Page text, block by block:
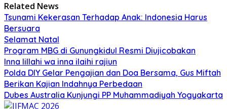
Related News
Tsunami Kekerasan Terhadap Anak: Indonesia Harus
Bersuara
Selamat Natal
Program MBG di Gunungkidul Resmi Diujicobakan
Inna lillahi wa inna ilaihi rajiun
Polda DIY Gelar Pengajian dan Doa Bersama, Gus Miftah
Berikan Kajian Indahnya Perbedaan
Dubes Australia Kunjungi PP Muhammadiyah Yogyakarta